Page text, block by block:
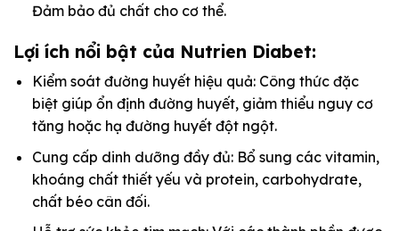
Đảm bảo đủ chất cho cơ thể.
Lợi ích nổi bật của Nutrien Diabet:
Kiểm soát đường huyết hiệu quả: Công thức đặc
biệt giúp ổn định đường huyết, giảm thiểu nguy cơ
tăng hoặc hạ đường huyết đột ngột.
Cung cấp dinh dưỡng đầy đủ: Bổ sung các vitamin,
khoáng chất thiết yếu và protein, carbohydrate,
chất béo cân đối.